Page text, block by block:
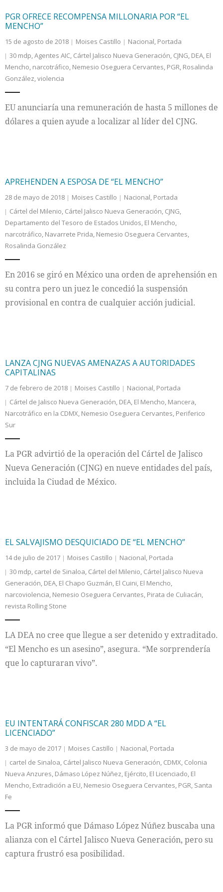
PGR OFRECE RECOMPENSA MILLONARIA POR “EL
MENCHO”
15 de agosto de 2018 Moises Castillo Nacional, Portada
30 mdp,Agentes AIC, Cártel Jalisco Nueva Generación, CJNG, DEA, El
Mencho, narcotráfico, Nemesio Oseguera Cervantes, PGR, Rosalinda
González,violencia
EU anunciaría una remuneración de hasta 5 millones de
dólares a quien ayude a localizar al líder del CJNG.
APREHENDEN A ESPOSA DE “EL MENCHO”
28 de mayo de 2018 Moises Castillo Nacional, Portada
Cártel del Milenio, Cártel Jalisco Nueva Generación, CJNG,
Departamento del Tesoro de Estados Unidos, El Mencho,
narcotráfico, Navarrete Prida, Nemesio Oseguera Cervantes,
Rosalinda González
En 2016 se giró en México una orden de aprehensión en
su contra pero un juez le concedió la suspensión
provisional en contra de cualquier acción judicial.
LANZA CJNG NUEVAS AMENAZAS A AUTORIDADES
CAPITALINAS
7 de febrero de 2018 Moises Castillo Nacional, Portada
Cártel de Jalisco Nueva Generación, DEA, El Mencho, Mancera,
Narcotráfico en la CDMX, Nemesio Oseguera Cervantes, Periferico
Sur
La PGR advirtió de la operación del Cártel de Jalisco
Nueva Generación (CJNG) en nueve entidades del país,
incluida la Ciudad de México.
EL SALVAJISMO DESQUICIADO DE “EL MENCHO”
14 de julio de 2017 Moises Castillo Nacional, Portada
30 mdp, cartel de Sinaloa, Cártel del Milenio, Cártel Jalisco Nueva
Generación, DEA, El Chapo Guzmán, El Cuini, El Mencho,
narcoviolencia, Nemesio Oseguera Cervantes, Pirata de Culiacán,
revista Rolling Stone
LA DEA no cree que llegue a ser detenido y extraditado.
“El Mencho es un asesino”, asegura. “Me sorprendería
que lo capturaran vivo”.
EU INTENTARÁ CONFISCAR 280 MDD A “EL
LICENCIADO”
3 de mayo de 2017 Moises Castillo Nacional, Portada
cartel de Sinaloa, Cártel Jalisco Nueva Generación, CDMX, Colonia
Nueva Anzures, Dámaso López Núñez, Ejército, El Licenciado, El
Mencho, Extradición a EU, Nemesio Oseguera Cervantes, PGR, Santa
Fe
La PGR informó que Dámaso López Núñez buscaba una
alianza con el Cártel Jalisco Nueva Generación, pero su
captura frustró esa posibilidad.